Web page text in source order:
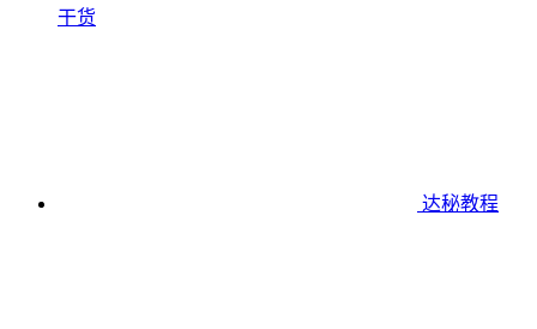
干货
达秘教程